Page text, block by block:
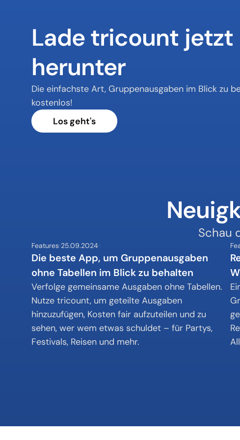
Lade tricount jetzt
herunter
Die einfachste Art, Gruppenausgaben im Blick zu
kostenlos!
Los geht's
Schau
Features 25.09.2024
Die beste App, um Gruppenausgaben
ohne Tabellen im Blick zu behalten
Verfolge gemeinsame Ausgaben ohne Tabellen.
Nutze tricount, um geteilte Ausgaben
hinzuzufügen, Kosten fair aufzuteilen und zu
sehen, wer wem etwas schuldet – für Partys,
Festivals, Reisen und mehr.